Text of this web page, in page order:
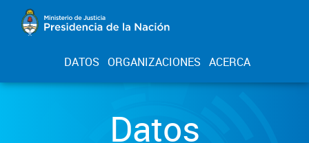
DATOS ORGANIZACIONES ACERCA
Datos